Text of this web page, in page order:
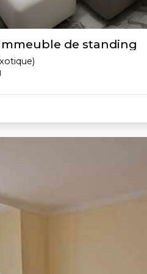
de standing